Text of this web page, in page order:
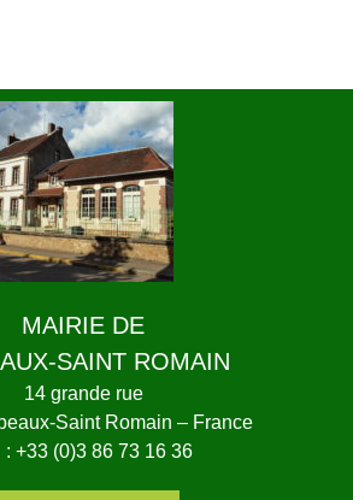
MAIRIE DE
SAINT ROMAIN
14 grande rue
Saint Romain – France
: +33 (0)3 86 73 16 36